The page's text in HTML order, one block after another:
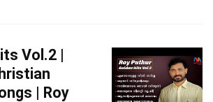
Vol.2 |
| Roy